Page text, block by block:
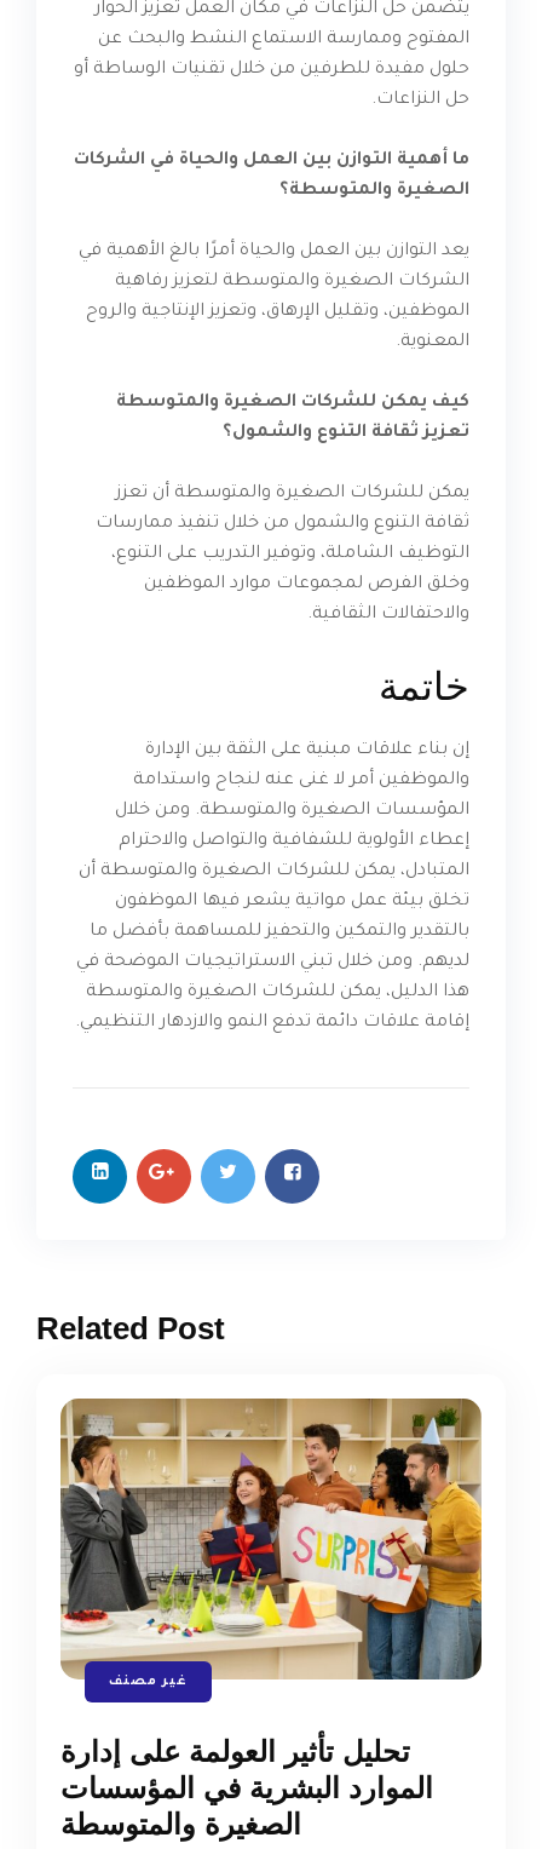
يتضمن حل النزاعات في مكان العمل تعزيز الحوار
المفتوح وممارسة الاستماع النشط والبحث عن
حلول مفيدة للطرفين من خلال تقنيات الوساطة أو
حل النزاعات.
ما أهمية التوازن بين العمل والحياة في الشركات
الصغيرة والمتوسطة؟
يعد التوازن بين العمل والحياة أمرًا بالغ الأهمية في
الشركات الصغيرة والمتوسطة لتعزيز رفاهية
الموظفين، وتقليل الإرهاق، وتعزيز الإنتاجية والروح
المعنوية.
كيف يمكن للشركات الصغيرة والمتوسطة
تعزيز ثقافة التنوع والشمول؟
يمكن للشركات الصغيرة والمتوسطة أن تعزز
ثقافة التنوع والشمول من خلال تنفيذ ممارسات
التوظيف الشاملة، وتوفير التدريب على التنوع،
وخلق الفرص لمجموعات موارد الموظفين
والاحتفالات الثقافية.
خاتمة
إن بناء علاقات مبنية على الثقة بين الإدارة
والموظفين أمر لا غنى عنه لنجاح واستدامة
المؤسسات الصغيرة والمتوسطة. ومن خلال
إعطاء الأولوية للشفافية والتواصل والاحترام
المتبادل، يمكن للشركات الصغيرة والمتوسطة أن
تخلق بيئة عمل مواتية يشعر فيها الموظفون
بالتقدير والتمكين والتحفيز للمساهمة بأفضل ما
لديهم. ومن خلال تبني الاستراتيجيات الموضحة في
هذا الدليل، يمكن للشركات الصغيرة والمتوسطة
إقامة علاقات دائمة تدفع النمو والازدهار التنظيمي.
Related Post
غير مصنف
تحليل تأثير العولمة على إدارة
الموارد البشرية في المؤسسات
الصغيرة والمتوسطة